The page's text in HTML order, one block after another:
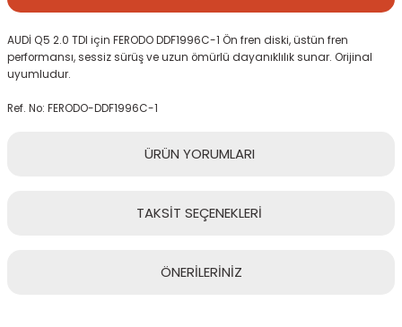
AUDİ Q5 2.0 TDI için FERODO DDF1996C-1 Ön fren diski, üstün fren
performansı, sessiz sürüş ve uzun ömürlü dayanıklılık sunar. Orijinal
uyumludur.
Ref. No: FERODO-DDF1996C-1
ÜRÜN YORUMLARI
TAKSİT SEÇENEKLERİ
ÖNERİLERİNİZ